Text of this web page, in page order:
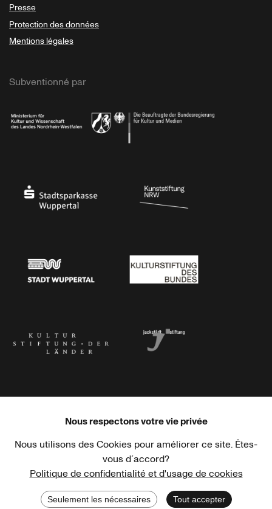
Presse
Protection des données
Mentions légales
Subventionné par
Haus der Kulturen der Welt Goethe-Institut
Nous respectons votre vie privée
Nous utilisons des Cookies pour améliorer ce site. Êtes-
vous d´accord?
Politique de confidentialité et d'usage de cookies
Seulement les nécessaires Tout accepter